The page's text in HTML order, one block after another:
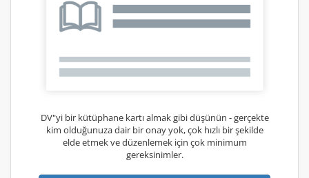
DV"yi bir kütüphane kartı almak gibi düşünün - gerçekte
kim olduğunuza dair bir onay yok, çok hızlı bir şekilde
elde etmek ve düzenlemek için çok minimum
gereksinimler.